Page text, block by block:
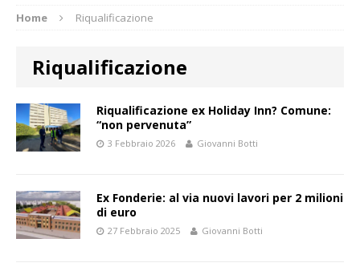
Home Riqualificazione
Riqualificazione
Riqualificazione ex Holiday Inn? Comune:
“non pervenuta”
3 Febbraio 2026 Giovanni Botti
Ex Fonderie: al via nuovi lavori per 2 milioni
di euro
27 Febbraio 2025 Giovanni Botti